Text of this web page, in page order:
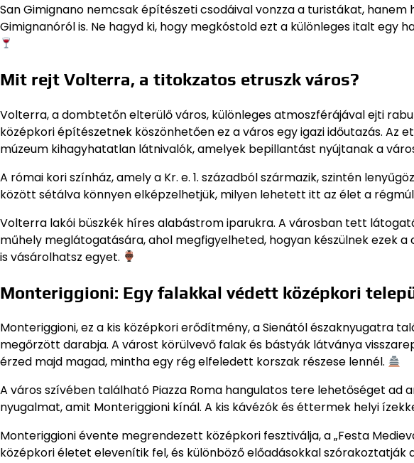
San Gimignano nemcsak építészeti csodáival vonzza a turistákat,
Gimignanóról is. Ne hagyd ki, hogy megkóstold ezt a különleges italt egy
Mit rejt Volterra, a titokzatos etruszk város?
Volterra, a dombtetőn elterülő város, különleges atmoszférájával ejti
középkori építészetnek köszönhetően ez a város egy igazi időutazás. Az
múzeum kihagyhatatlan látnivalók, amelyek bepillantást nyújtanak a
A római kori színház, amely a Kr. e. 1. századból származik, szintén
között sétálva könnyen elképzelhetjük, milyen lehetett itt az élet a
Volterra lakói büszkék híres alabástrom iparukra. A városban tett
műhely meglátogatására, ahol megfigyelheted, hogyan készülnek ezek
is vásárolhatsz egyet.
Monteriggioni: Egy falakkal védett középkori
Monteriggioni, ez a kis középkori erődítmény, a Sienától északnyugatra
megőrzött darabja. A várost körülvevő falak és bástyák látványa
érzed majd magad, mintha egy rég elfeledett korszak részese lennél.
A város szívében található Piazza Roma hangulatos tere lehetőséget ad
nyugalmat, amit Monteriggioni kínál. A kis kávézók és éttermek helyi
Monteriggioni évente megrendezett középkori fesztiválja, a „Festa
középkori életet elevenítik fel, és különböző előadásokkal szórakoztatják